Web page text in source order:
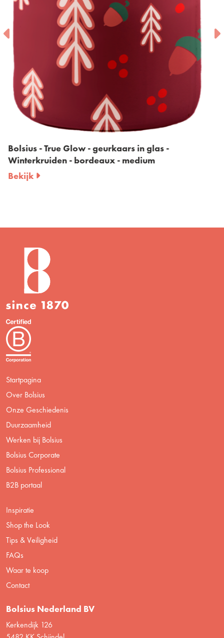
Bolsius- Starlight glass- True Glow- Cookie
Bekijk
Startpagina
Over Bolsius
Onze Geschiedenis
Duurzaamheid
Werken bij Bolsius
Bolsius Corporate
Bolsius Professional
B2B portaal
Inspiratie
Shop the Look
Tips & Veiligheid
FAQs
Waar te koop
Contact
Bolsius Nederland BV
Kerkendijk 126